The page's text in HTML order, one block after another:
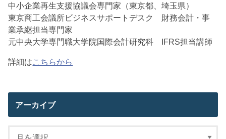
中小企業再生支援協議会専門家（東京都、埼玉県）
東京商工会議所ビジネスサポートデスク 財務会計・事
業承継担当専門家
元中央大学専門職大学院国際会計研究科 IFRS担当講師
詳細はこちらから
アーカイブ